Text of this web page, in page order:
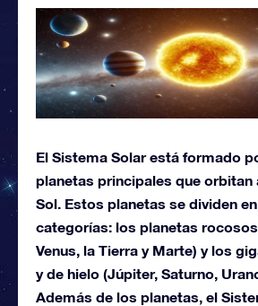
El Sistema Solar está formado
planetas principales que orbitan
Sol. Estos planetas se dividen
categorías: los planetas
Venus, la Tierra y Marte) y los
y de hielo (Júpiter, Saturno,
Además de los planetas, el